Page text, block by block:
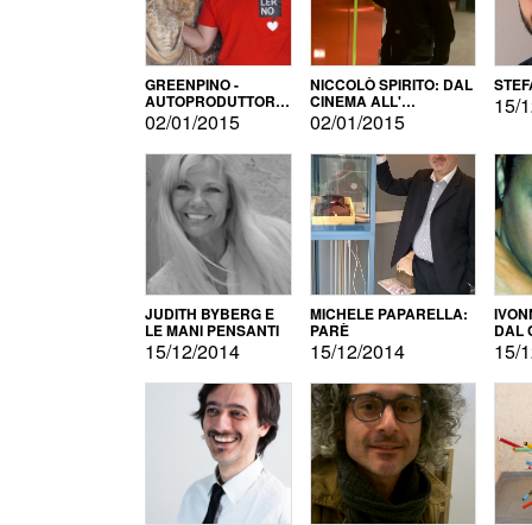
GREENPINO -
AUTOPRODUTTORE
PER AMORE
02/01/2015
NICCOLÒ SPIRITO: DAL
CINEMA ALL'
AUTOPRODUZIONE
02/01/2015
15/
JUDITH BYBERG E
LE MANI PENSANTI
15/12/2014
MICHELE PAPARELLA:
PARÈ
15/12/2014
DAL
15/